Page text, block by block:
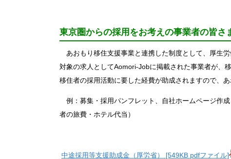
東京圏からの採用をお考えの事業者の皆さ
あおもり移住支援事業と連携した制度として、厚生
対象の求人としてAomori-Jobに掲載された事業者が、
移住者の採用活動に要した経費が助成されますので、あ
例：募集・採用パンフレット、自社ホームページ作
者の旅費・ホテル代当）
中途採用等支援助成金（厚労省） [549KB pdfファイル]